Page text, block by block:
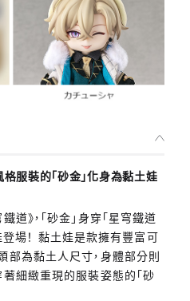
服裝的「砂金」化身為黏土娃
道》，「砂金」身穿「星穹鐵道
場！ 黏土娃是款擁有豐富可
部為黏土人尺寸，身體部分則
著細緻重現的服裝姿態的「砂